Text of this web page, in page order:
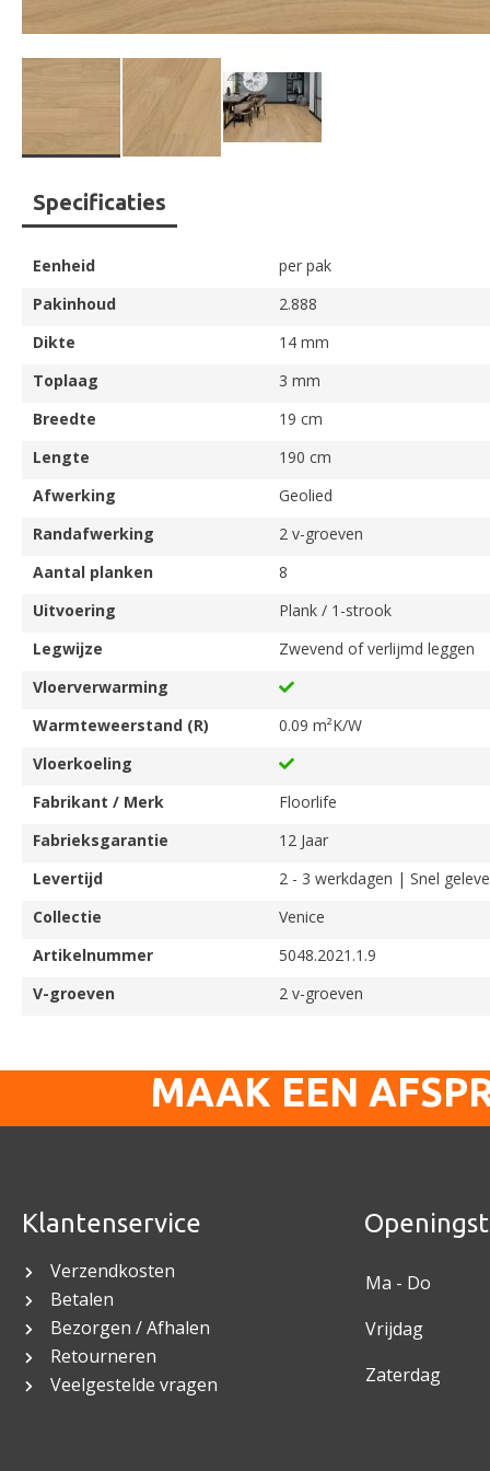
Ga
naar
het
begin
van
de
gallerij
Specificaties
Eenheid
per pak
Pakinhoud
2.888
Dikte
14 mm
Toplaag
3 mm
Breedte
19 cm
Lengte
190 cm
Afwerking
Geolied
Randafwerking
2 v-groeven
Aantal planken
8
Uitvoering
Plank / 1-strook
Legwijze
Zwevend of verlijmd leggen
Vloerverwarming
Warmteweerstand (R)
0.09 m²K/W
Vloerkoeling
Fabrikant / Merk
Floorlife
Fabrieksgarantie
12 Jaar
Levertijd
2 - 3 werkdagen | Snel
Collectie
Venice
Artikelnummer
5048.2021.1.9
V-groeven
2 v-groeven
MAAK EEN
Klantenservice
Verzendkosten
Betalen
Bezorgen / Afhalen
Retourneren
Veelgestelde vragen
Ma - Do
Vrijdag
Zaterdag